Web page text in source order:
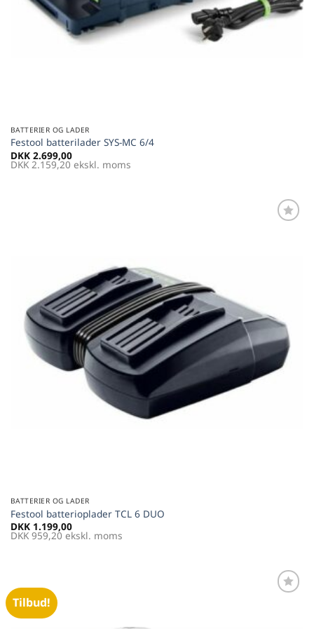
BATTERIER OG LADER
Festool batterilader SYS-MC 6/4
DKK 2.699,00
DKK 2.159,20 ekskl. moms
BATTERIER OG LADER
Festool batterioplader TCL 6 DUO
DKK 1.199,00
DKK 959,20 ekskl. moms
Tilbud!